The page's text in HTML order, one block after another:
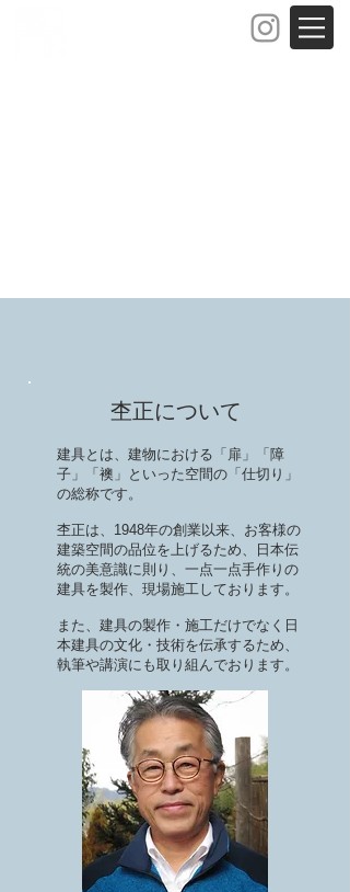
杢正について
建具とは、建物における「扉」「障
子」「襖」といった空間の「仕切り」
の総称です。
杢正は、1948年の創業以来、お客様の
建築空間の品位を上げるため、日本伝
統の美意識に則り、一点一点手作りの
建具を製作、現場施工しております。
また、建具の製作・施工だけでなく日
本建具の文化・技術を伝承するため、
執筆や講演にも取り組んでおります。